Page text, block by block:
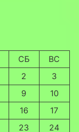
СБ
ВС
2
3
9
10
16
17
23
24